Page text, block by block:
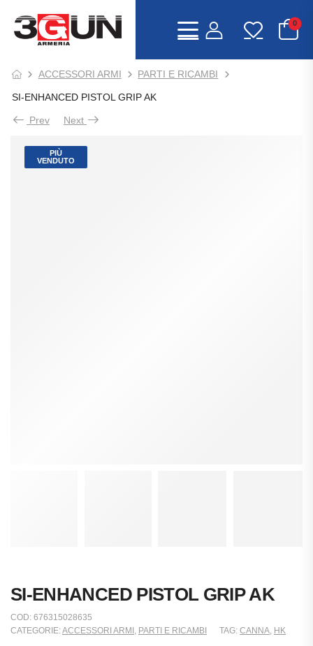
0
ACCESSORI ARMI PARTI E RICAMBI
SI-ENHANCED PISTOL GRIP AK
Prev Next
PIÙ
VENDUTO
SI-ENHANCED PISTOL GRIP AK
COD: 676315028635
CATEGORIE:ACCESSORI ARMI , PARTI E RICAMBI TAG: CANNA, HK